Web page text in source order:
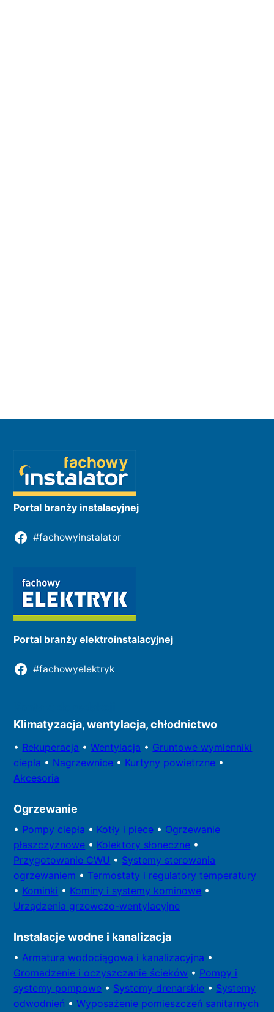
Portal branży instalacyjnej
#fachowyinstalator
Portal branży elektroinstalacyjnej
#fachowyelektryk
Klimatyzacja, wentylacja, chłodnictwo
• Rekuperacja •Wentylacja • Gruntowe wymienniki
ciepła • Nagrzewnice • Kurtyny powietrzne •
Akcesoria
Ogrzewanie
• Pompy ciepła • Kotły i piece • Ogrzewanie
płaszczyznowe • Kolektory słoneczne •
Przygotowanie CWU • Systemy sterowania
ogrzewaniem • Termostaty i regulatory temperatury
• Kominki • Kominy i systemy kominowe •
Urządzenia grzewczo-wentylacyjne
Instalacje wodne i kanalizacja
• Armatura wodociągowa i kanalizacyjna •
Gromadzenie i oczyszczanie ścieków • Pompy i
systemy pompowe • Systemy drenarskie • Systemy
odwodnień •Wyposażenie pomieszczeń sanitarnych